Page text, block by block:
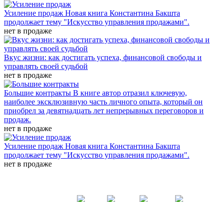
Усиление продаж Новая книга Константина Бакшта
продолжает тему "Искусство управления продажами".
нет в продаже
Вкус жизни: как достигать успеха, финансовой свободы и
управлять своей судьбой
нет в продаже
Большие контракты В книге автор отразил ключевую,
наиболее эксклюзивную часть личного опыта, который он
приобрел за девятнадцать лет непрерывных переговоров и
продаж.
нет в продаже
Усиление продаж Новая книга Константина Бакшта
продолжает тему "Искусство управления продажами".
нет в продаже